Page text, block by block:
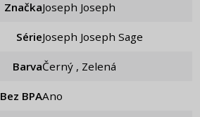
Značka Joseph Joseph
Série Joseph Joseph Sage
Barva Černý , Zelená
Bez BPA Ano